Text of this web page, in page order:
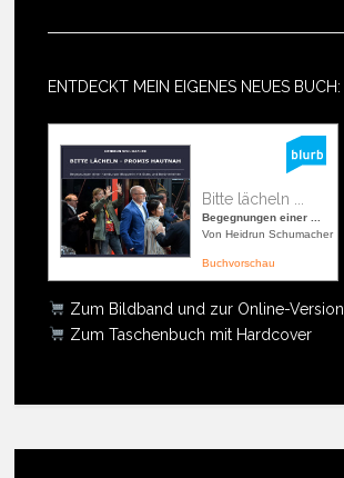
ENTDECKT MEIN EIGENES NEUES BUCH:
Bitte lächeln ...
Begegnungen einer ...
Von Heidrun Schumacher
Buchvorschau
Zum Bildband und zur Online-Version
Zum Taschenbuch mit Hardcover